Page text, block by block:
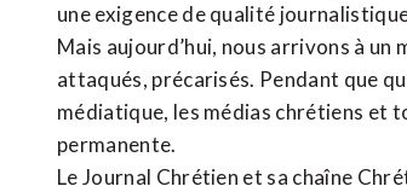
une exigence de qualité
Mais aujourd’hui, nous arrivons à
attaqués, précarisés. Pendant que
médiatique, les médias chrétiens et
permanente.
Le Journal Chrétien et sa chaîne